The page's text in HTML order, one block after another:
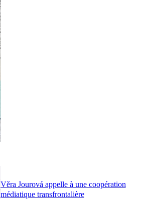
Věra Jourová appelle à une coopération
médiatique transfrontalière